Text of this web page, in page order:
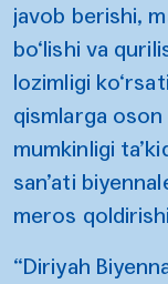
javob berishi,
bo‘lishi va
lozimligi
qismlarga
mumkinligi
san’ati
meros
“Diriyah